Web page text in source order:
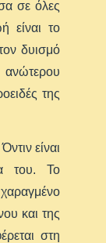
σε όλες
είναι το
δυισμό
της
είναι
του. Το
και της
στη